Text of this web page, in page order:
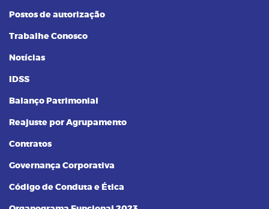
Postos de autorização
Trabalhe Conosco
Notícias
IDSS
Balanço Patrimonial
Reajuste por Agrupamento
Contratos
Governança Corporativa
Código de Conduta e Ética